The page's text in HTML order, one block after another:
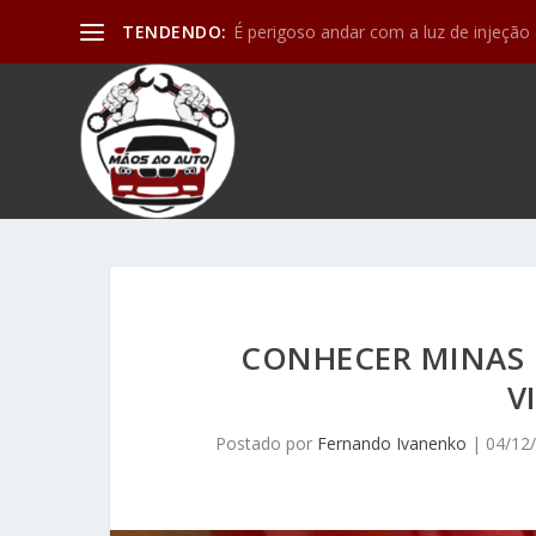
TENDENDO: Motor de partida (ou arranque) e os
CONHECER
Postado por Fernando Ivanenko | 04/